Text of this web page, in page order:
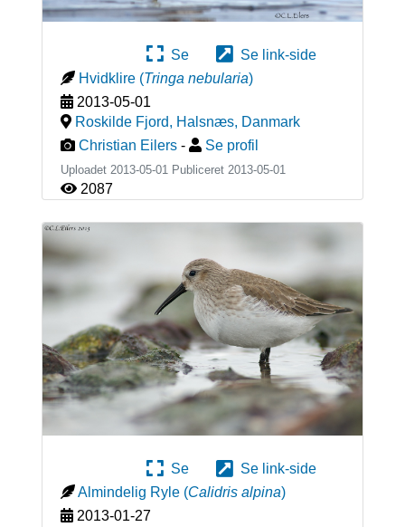
Se
Se link-side
Hvidklire (Tringa nebularia)
2013-05-01
Roskilde Fjord, Halsnæs, Danmark
Christian Eilers - Se profil
Uploadet 2013-05-01 Publiceret 2013-05-01
2087
Se
Se link-side
Almindelig Ryle (Calidris alpina)
2013-01-27